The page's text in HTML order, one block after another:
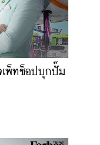
เพ็ทช็อปบุกปั๊ม